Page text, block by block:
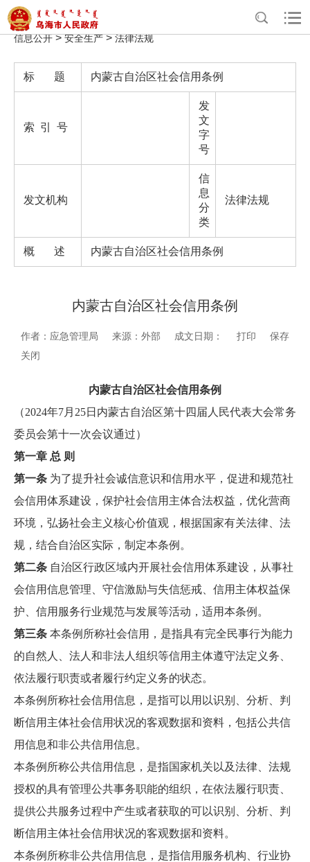
首页 >政务公开>政府信息公开
重点领域
信息公开>安全生产>法律法规
标 题 内蒙古自治区社会信用条例
索 引 号
发
文
字
号
发文机构
信
息
分
类
法律法规
概 述 内蒙古自治区社会信用条例
内蒙古自治区社会信用条例
作者：应急管理局 来源：外部 成文日期： 打印
保存
关闭
内蒙古自治区社会信用条例
（2024年7月25日内蒙古自治区第十四届人民代表大会常务
委员会第十一次会议通过）
第一章 总 则
第一条 为了提升社会诚信意识和信用水平，促进和规范社
会信用体系建设，保护社会信用主体合法权益，优化营商
环境，弘扬社会主义核心价值观，根据国家有关法律、法
规，结合自治区实际，制定本条例。
第二条 自治区行政区域内开展社会信用体系建设，从事社
会信用信息管理、守信激励与失信惩戒、信用主体权益保
护、信用服务行业规范与发展等活动，适用本条例。
第三条 本条例所称社会信用，是指具有完全民事行为能力
的自然人、法人和非法人组织等信用主体遵守法定义务、
依法履行职责或者履行约定义务的状态。
本条例所称社会信用信息，是指可以用以识别、分析、判
断信用主体社会信用状况的客观数据和资料，包括公共信
用信息和非公共信用信息。
本条例所称公共信用信息，是指国家机关以及法律、法规
授权的具有管理公共事务职能的组织，在依法履行职责、
提供公共服务过程中产生或者获取的可以识别、分析、判
断信用主体社会信用状况的客观数据和资料。
本条例所称非公共信用信息，是指信用服务机构、行业协